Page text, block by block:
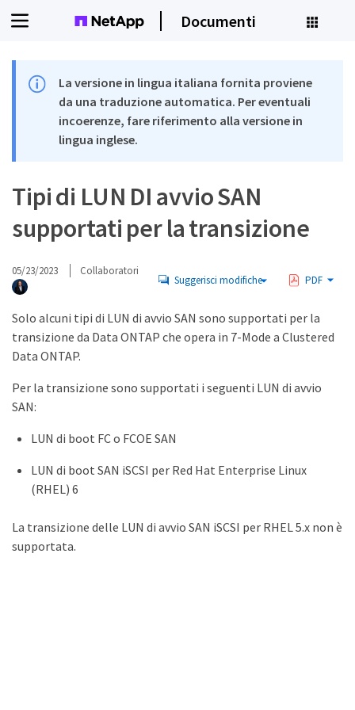
Documenti
La versione in lingua italiana fornita proviene
da una traduzione automatica. Per eventuali
incoerenze, fare riferimento alla versione in
lingua inglese.
Tipi di LUN DI avvio SAN
supportati per la transizione
05/23/2023 Collaboratori
Suggerisci modifiche PDF
Solo alcuni tipi di LUN di avvio SAN sono supportati per la
transizione da Data ONTAP che opera in 7-Mode a Clustered
Data ONTAP.
Per la transizione sono supportati i seguenti LUN di avvio
SAN:
LUN di boot FC o FCOE SAN
LUN di boot SAN iSCSI per Red Hat Enterprise Linux
(RHEL) 6
La transizione delle LUN di avvio SAN iSCSI per RHEL 5.x non è
supportata.